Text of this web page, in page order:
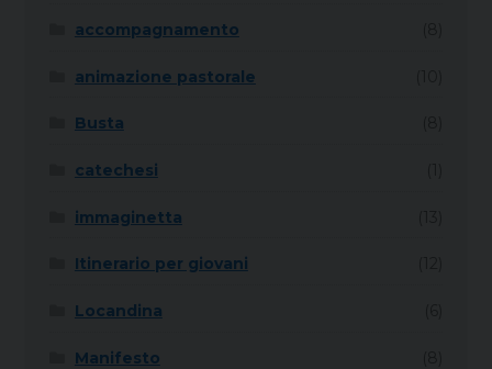
accompagnamento
animazione pastorale
Busta
catechesi
immaginetta
Itinerario per giovani
Locandina
Manifesto